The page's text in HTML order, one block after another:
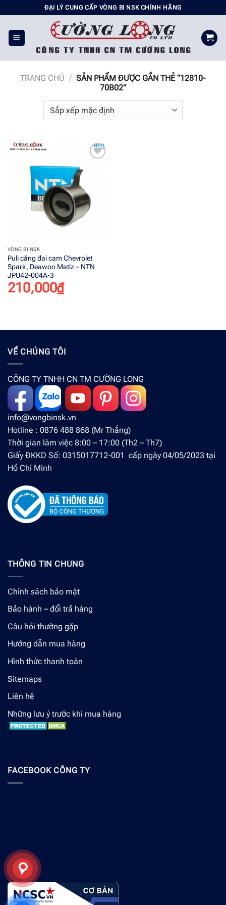
đến
nội
dung
ĐẠI LÝ CUNG CẤP VÒNG BI NSK CHÍNH HÃNG
TRANG CHỦ / SẢN PHẨM ĐƯỢC GẮN THẺ “12810-
70B02”
wishlist
VÒNG BI NSK
Puli căng đai cam Chevrolet
Spark, Deawoo Matiz – NTN
JPU42-004A-3
210,000₫
VỀ CHÚNG TÔI
CÔNG TY TNHH CN TM CƯỜNG LONG
info@vongbinsk.vn
Hotline : 0876 488 868 (Mr Thắng)
Thời gian làm việc 8:00 – 17:00 (Th2 – Th7)
Giấy ĐKKD Số: 0315017712-001 cấp ngày 04/05/2023 tại
Hồ Chí Minh
THÔNG TIN CHUNG
Chính sách bảo mật
Bảo hành – đổi trả hàng
Câu hỏi thường gặp
Hướng dẫn mua hàng
Hình thức thanh toán
Sitemaps
Liên hệ
Những lưu ý trước khi mua hàng
FACEBOOK CÔNG TY